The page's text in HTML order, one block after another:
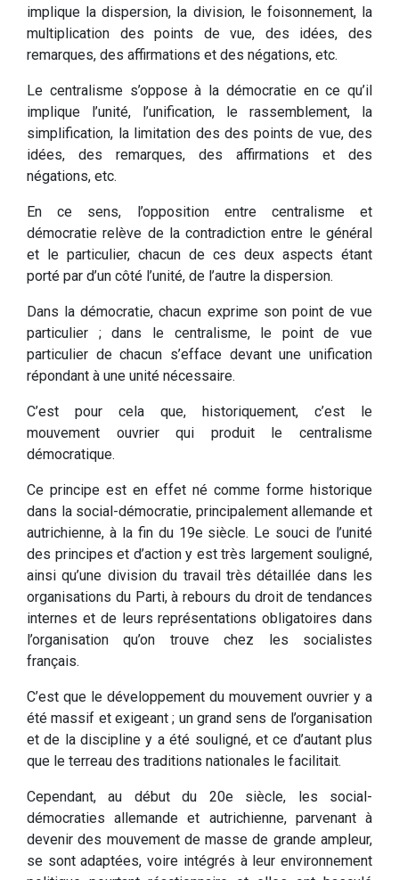
implique la dispersion, la division, le foisonnement, la
multiplication des points de vue, des idées, des
remarques, des affirmations et des négations, etc.
Le centralisme s’oppose à la démocratie en ce qu’il
implique l’unité, l’unification, le rassemblement, la
simplification, la limitation des des points de vue, des
idées, des remarques, des affirmations et des
négations, etc.
En ce sens, l’opposition entre centralisme et
démocratie relève de la contradiction entre le général
et le particulier, chacun de ces deux aspects étant
porté par d’un côté l’unité, de l’autre la dispersion.
Dans la démocratie, chacun exprime son point de vue
particulier ; dans le centralisme, le point de vue
particulier de chacun s’efface devant une unification
répondant à une unité nécessaire.
C’est pour cela que, historiquement, c’est le
mouvement ouvrier qui produit le centralisme
démocratique.
Ce principe est en effet né comme forme historique
dans la social-démocratie, principalement allemande et
autrichienne, à la fin du 19e siècle. Le souci de l’unité
des principes et d’action y est très largement souligné,
ainsi qu’une division du travail très détaillée dans les
organisations du Parti, à rebours du droit de tendances
internes et de leurs représentations obligatoires dans
l’organisation qu’on trouve chez les socialistes
français.
C’est que le développement du mouvement ouvrier y a
été massif et exigeant ; un grand sens de l’organisation
et de la discipline y a été souligné, et ce d’autant plus
que le terreau des traditions nationales le facilitait.
Cependant, au début du 20e siècle, les social-
démocraties allemande et autrichienne, parvenant à
devenir des mouvement de masse de grande ampleur,
se sont adaptées, voire intégrés à leur environnement